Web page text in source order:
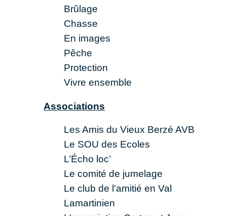
Brûlage
Chasse
En images
Pêche
Protection
Vivre ensemble
Associations
Les Amis du Vieux Berzé AVB
Le SOU des Ecoles
L’Écho loc’
Le comité de jumelage
Le club de l'amitié en Val
Lamartinien